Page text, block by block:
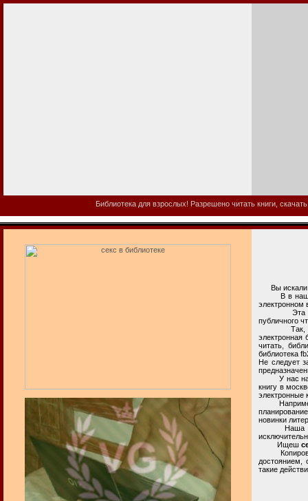
Библиотека для взрослых! Разрешено читать книги,
Вы искали
В в нашей
электронном
Эта
публичного
Так, в
электронная
читать,
библиотека
Не следует
У нас на
книгу в
электронные
Например,
новинки
Наша
Ищеш
достоянием,
такие